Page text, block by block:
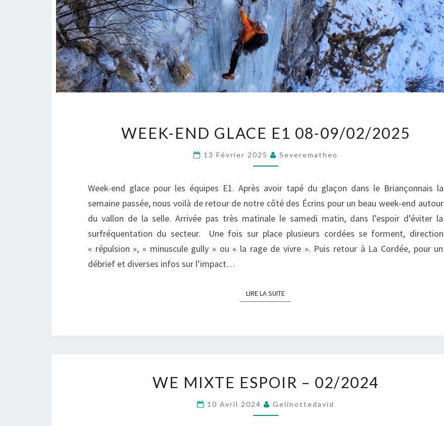
END
GLACE
E1
09/02/2025
WEEK-END GLACE E1 08-09/02/2025
13 Février 2025 Severematheo
Week-end glace pour les équipes E1. Après avoir tapé du glaçon dans le Briançonnais la
semaine passée, nous voilà de retour de notre côté des Écrins pour un beau week-end autour
du vallon de la selle. Arrivée pas très matinale le samedi matin, dans l’espoir d’éviter la
surfréquentation du secteur. Une fois sur place plusieurs cordées se forment, direction
« répulsion », « minuscule gully » ou « la rage de vivre ». Puis retour à La Cordée, pour un
débrief et diverses infos sur l’impact…
LIRE LA SUITELIRE LA SUITE
MIXTE
ESPOIR
–
WE MIXTE ESPOIR – 02/2024
10 Avril 2024 Gelinottedavid